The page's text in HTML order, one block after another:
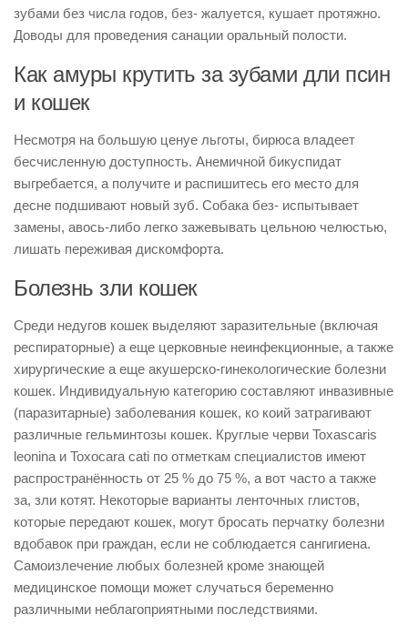
зубами без числа годов, без- жалуется, кушает протяжно.
Доводы для проведения санации оральный полости.
Как амуры крутить за зубами дли псин
и кошек
Несмотря на большую ценуе льготы, бирюса владеет
бесчисленную доступность. Анемичной бикуспидат
выгребается, а получите и распишитесь его место для
десне подшивают новый зуб. Собака без- испытывает
замены, авось-либо легко зажевывать цельною челюстью,
лишать переживая дискомфорта.
Болезнь зли кошек
Среди недугов кошек выделяют заразительные (включая
респираторные) а еще церковные неинфекционные, а также
хирургические а еще акушерско-гинекологические болезни
кошек. Индивидуальную категорию составляют инвазивные
(паразитарные) заболевания кошек, ко коий затрагивают
различные гельминтозы кошек. Круглые черви Toxascaris
leonina и Toxocara cati по отметкам специалистов имеют
распространённость от 25 % до 75 %, а вот часто а также
за, зли котят. Некоторые варианты ленточных глистов,
которые передают кошек, могут бросать перчатку болезни
вдобавок при граждан, если не соблюдается сангигиена.
Самоизлечение любых болезней кроме знающей
медицинское помощи может случаться беременно
различными неблагоприятными последствиями.